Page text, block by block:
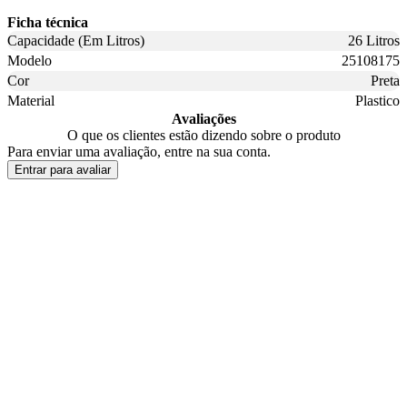
Ficha técnica
Capacidade (Em Litros)
26 Litros
Modelo
25108175
Cor
Preta
Material
Plastico
Avaliações
O que os clientes estão dizendo sobre o produto
Para enviar uma avaliação, entre na sua conta.
Entrar para avaliar